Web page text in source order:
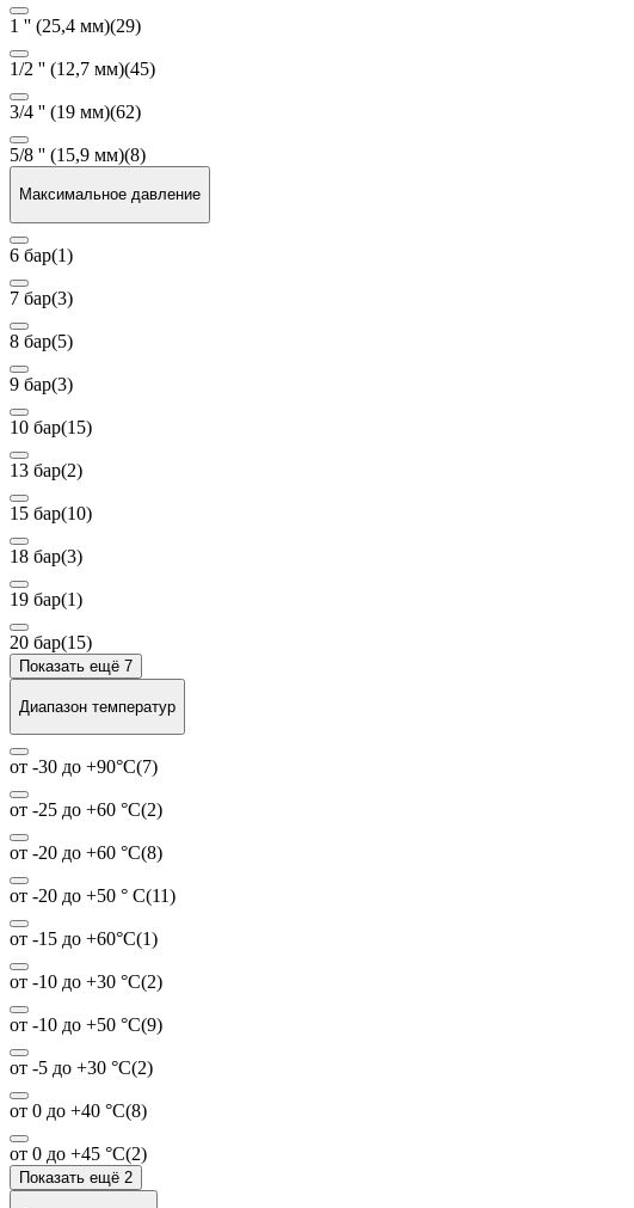
1 '' (25,4 мм)(29)
1/2 '' (12,7 мм)(45)
3/4 '' (19 мм)(62)
5/8 '' (15,9 мм)(8)
Максимальное давление
6 бар(1)
7 бар(3)
8 бар(5)
9 бар(3)
10 бар(15)
13 бар(2)
15 бар(10)
18 бар(3)
19 бар(1)
20 бар(15)
Показать ещё 7
Диапазон температур
от -30 до +90°С(7)
от -25 до +60 °С(2)
от -20 до +60 °С(8)
от -20 до +50 ° C(11)
от -15 до +60°С(1)
от -10 до +30 °С(2)
от -10 до +50 °С(9)
от -5 до +30 °С(2)
от 0 до +40 °С(8)
от 0 до +45 °С(2)
Показать ещё 2